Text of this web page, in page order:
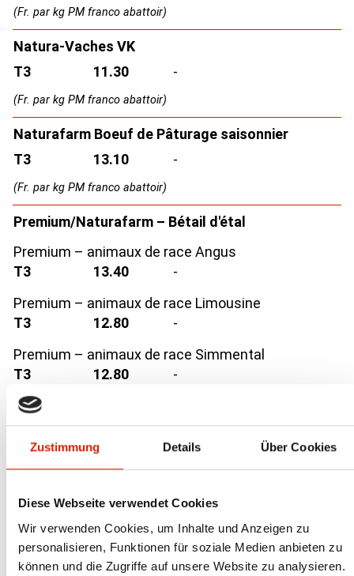
Zustimmung Details Über Cookies
Diese Webseite verwendet Cookies
Wir verwenden Cookies, um Inhalte und Anzeigen zu
personalisieren, Funktionen für soziale Medien anbieten zu
können und die Zugriffe auf unsere Website zu analysieren.
(Fr. par kg PM franco abattoir)
Natura-Vaches VK
T3
11.30 -
(Fr. par kg PM franco abattoir)
Naturafarm Boeuf de Pâturage saisonnier
T3
13.10 -
(Fr. par kg PM franco abattoir)
Premium/Naturafarm – Bétail d'étal
Premium – animaux de race Angus
T3
13.40
-
Premium – animaux de race Limousine
T3
12.80
-
Premium – animaux de race Simmental
T3
12.80
-
Naturafarm animaux de race
T3
12.60
-
Naturafarm animaux de croisement
(Fr. par kg PM franco abattoir)
Bio Weide-Beef
T3
-